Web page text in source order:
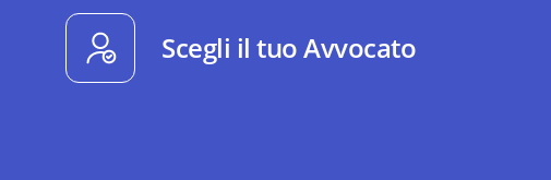
Scegli il tuo Avvocato